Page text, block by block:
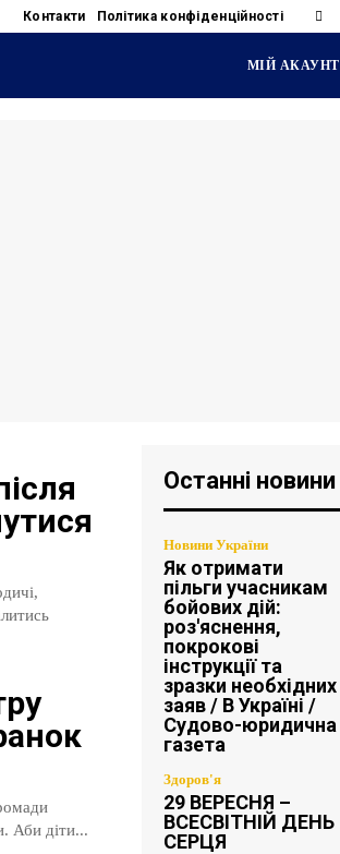
Контакти Політика конфіденційності
МІЙ АКАУНТ
Аби діти...
Останні новини
Новини України
Як отримати
пільги учасникам
бойових дій:
роз'яснення,
покрокові
інструкції та
зразки необхідних
заяв / В Україні /
Судово-юридична
газета
Здоров'я
29 ВЕРЕСНЯ –
ВСЕСВІТНІЙ ДЕНЬ
СЕРЦЯ